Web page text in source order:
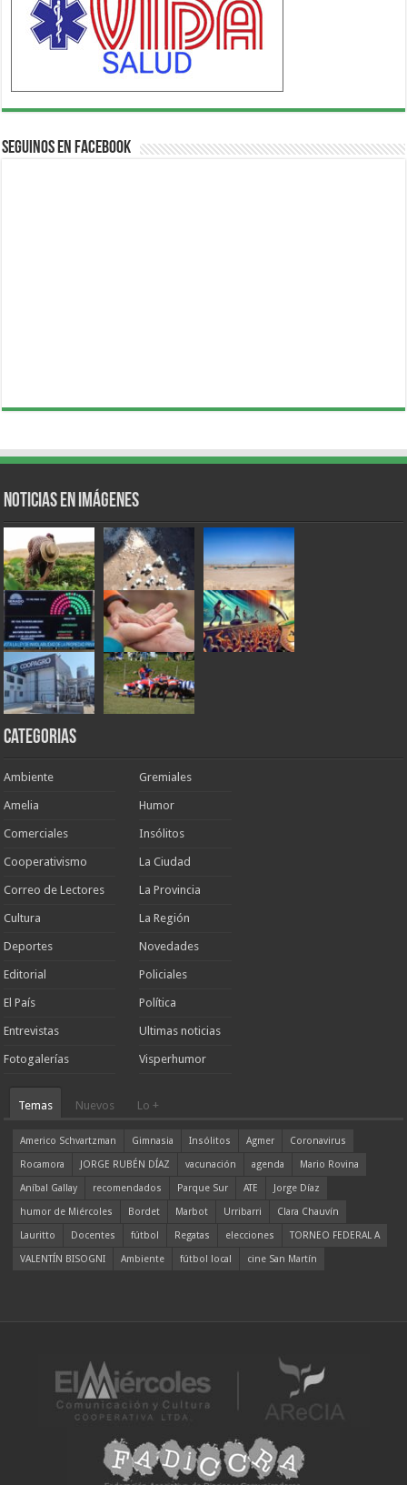
Seguinos en Facebook
Noticias en Imágenes
Categorias
Ambiente
Amelia
Comerciales
Cooperativismo
Correo de Lectores
Cultura
Deportes
Editorial
El País
Entrevistas
Fotogalerías
Gremiales
Humor
Insólitos
La Ciudad
La Provincia
La Región
Novedades
Policiales
Política
Ultimas noticias
Visperhumor
Temas Nuevos Lo +
Americo Schvartzman Gimnasia Insólitos Agmer
Coronavirus
Rocamora
JORGE RUBÉN DÍAZ vacunación agenda
Mario Rovina
Aníbal Gallay
recomendados Parque Sur ATE
Jorge Díaz
humor de Miércoles
Bordet Marbot Urribarri
Clara Chauvín
Lauritto
Docentes fútbol Regatas elecciones
TORNEO FEDERAL A
VALENTÍN BISOGNI
Ambiente fútbol local cine San Martín